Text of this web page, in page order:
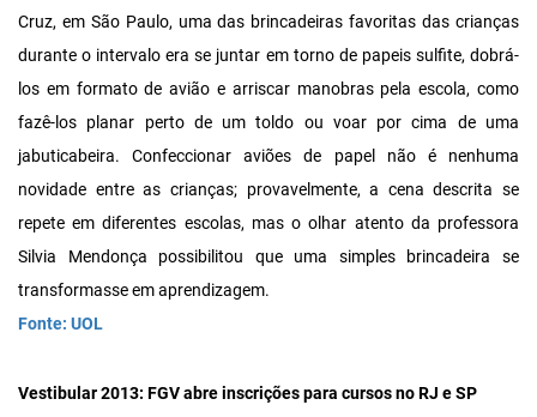
Cruz, em São Paulo, uma das brincadeiras favoritas das crianças
durante o intervalo era se juntar em torno de papeis sulfite, dobrá-
los em formato de avião e arriscar manobras pela escola, como
fazê-los planar perto de um toldo ou voar por cima de uma
jabuticabeira. Confeccionar aviões de papel não é nenhuma
novidade entre as crianças; provavelmente, a cena descrita se
repete em diferentes escolas, mas o olhar atento da professora
Silvia Mendonça possibilitou que uma simples brincadeira se
transformasse em aprendizagem.
Fonte: UOL
Vestibular 2013: FGV abre inscrições para cursos no RJ e SP